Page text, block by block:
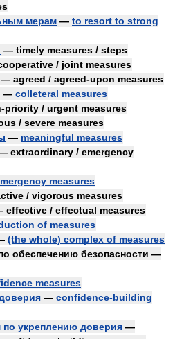
мерам — to resort to strong
— timely measures / steps
/ joint measures
— agreed / agreed-upon measures
— colleteral measures
/ urgent measures
/ severe measures
— meaningful measures
extraordinary / emergency
measures
/ vigorous measures
effective / effectual measures
of measures
(the whole) complex of measures
обеспечению безопасности —
measures
— confidence-building
укреплению доверия —